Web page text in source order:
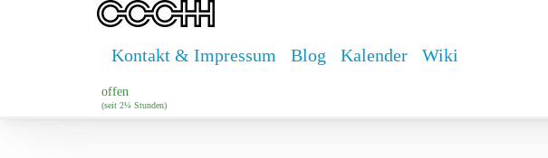
Kontakt & Impressum Blog Kalender Wiki
offen
(seit 2¼ Stunden)